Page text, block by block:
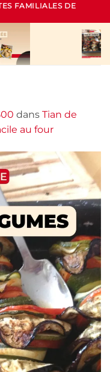
FAMILIALES DE
dans Tian de
au four